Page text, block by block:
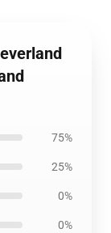
75%
25%
0%
0%